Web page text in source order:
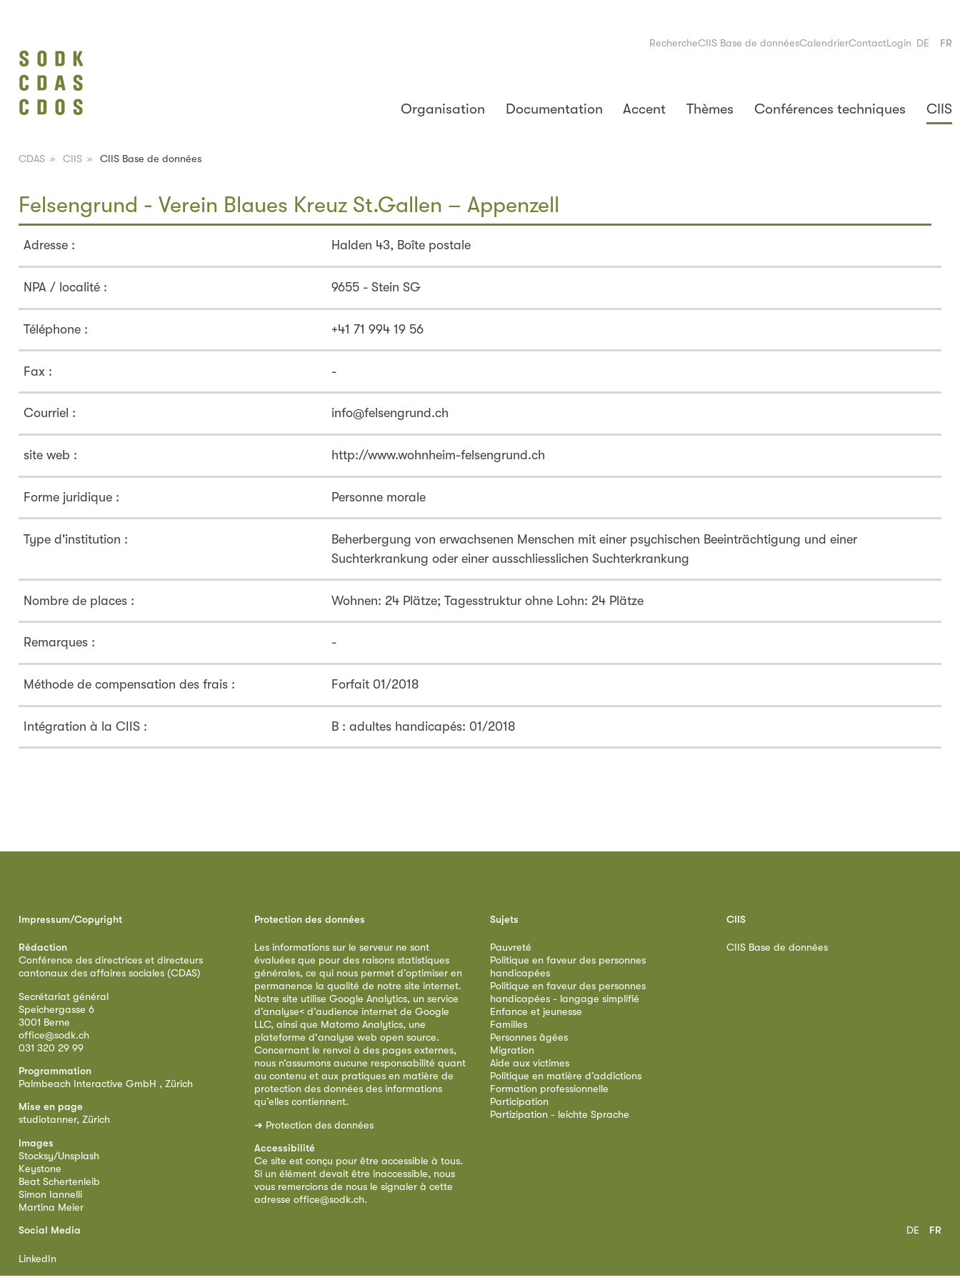
RechercheCIIS Base de donnéesCalendrierContactLogin DE FR
Organisation Documentation Accent Thèmes Conférences techniques CIIS
CDAS » CIIS » CIIS Base de données
Felsengrund - Verein Blaues Kreuz St.Gallen – Appenzell
Adresse : Halden 43, Boîte postale
NPA / localité : 9655 - Stein SG
Téléphone : +41 71 994 19 56
Fax : -
Courriel : info@felsengrund.ch
site web : http://www.wohnheim-felsengrund.ch
Forme juridique : Personne morale
Type d'institution :
Beherbergung von erwachsenen Menschen mit einer psychischen Beeinträchtigung und einer
Suchterkrankung oder einer ausschliesslichen Suchterkrankung
Nombre de places : Wohnen: 24 Plätze; Tagesstruktur ohne Lohn: 24 Plätze
Remarques : -
Méthode de compensation des frais : Forfait 01/2018
Intégration à la CIIS : B : adultes handicapés: 01/2018
Impressum/Copyright
Rédaction
Conférence des directrices et directeurs
cantonaux des affaires sociales (CDAS)
Secrétariat général
Speichergasse 6
3001 Berne
office@sodk.ch
031 320 29 99
Programmation
Palmbeach Interactive GmbH , Zürich
Mise en page
studiotanner, Zürich
Images
Stocksy/Unsplash
Keystone
Beat Schertenleib
Simon Iannelli
Martina Meier
Protection des données
Les informations sur le serveur ne sont
évaluées que pour des raisons statistiques
générales, ce qui nous permet d’optimiser en
permanence la qualité de notre site internet.
Notre site utilise Google Analytics, un service
d’analyse< d’audience internet de Google
LLC, ainsi que Matomo Analytics, une
plateforme d'analyse web open source.
Concernant le renvoi à des pages externes,
nous n’assumons aucune responsabilité quant
au contenu et aux pratiques en matière de
protection des données des informations
qu’elles contiennent.
➜ Protection des données
Accessibilité
Ce site est conçu pour être accessible à tous.
Si un élément devait être inaccessible, nous
vous remercions de nous le signaler à cette
adresseoffice@sodk.ch.
Sujets
Pauvreté
Politique en faveur des personnes
handicapées
Politique en faveur des personnes
handicapées - langage simplifié
Enfance et jeunesse
Familles
Personnes âgées
Migration
Aide aux victimes
Politique en matière d’addictions
Formation professionnelle
Participation
Partizipation - leichte Sprache
CIIS
CIIS Base de données
Social Media
LinkedIn
DE FR